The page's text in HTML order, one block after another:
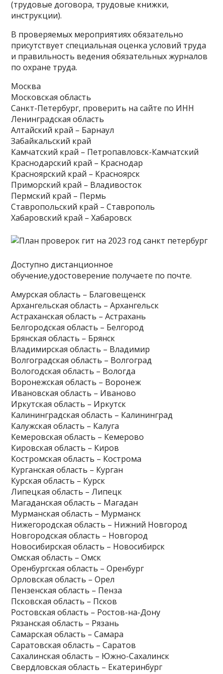
(трудовые договора, трудовые книжки,
инструкции).
В проверяемых мероприятиях обязательно
присутствует специальная оценка условий труда
и правильность ведения обязательных журналов
по охране труда.
Москва
Московская область
Санкт-Петербург, проверить на сайте по ИНН
Ленинградская область
Алтайский край – Барнаул
Забайкальский край
Камчатский край – Петропавловск-Камчатский
Краснодарский край – Краснодар
Красноярский край – Красноярск
Приморский край – Владивосток
Пермский край – Пермь
Ставропольский край – Ставрополь
Хабаровский край – Хабаровск
Доступно дистанционное
обучение,удостоверение получаете по почте.
Амурская область – Благовещенск
Архангельская область – Архангельск
Астраханская область – Астрахань
Белгородская область – Белгород
Брянская область – Брянск
Владимирская область – Владимир
Волгоградская область – Волгоград
Вологодская область – Вологда
Воронежская область – Воронеж
Ивановская область – Иваново
Иркутская область – Иркутск
Калининградская область – Калининград
Калужская область – Калуга
Кемеровская область – Кемерово
Кировская область – Киров
Костромская область – Кострома
Курганская область – Курган
Курская область – Курск
Липецкая область – Липецк
Магаданская область – Магадан
Мурманская область – Мурманск
Нижегородская область – Нижний Новгород
Новгородская область – Новгород
Новосибирская область – Новосибирск
Омская область – Омск
Оренбургская область – Оренбург
Орловская область – Орел
Пензенская область – Пенза
Псковская область – Псков
Ростовская область – Ростов-на-Дону
Рязанская область – Рязань
Самарская область – Самара
Саратовская область – Саратов
Сахалинская область – Южно-Сахалинск
Свердловская область – Екатеринбург